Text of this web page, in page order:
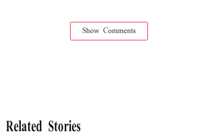
Show Comments
Related Stories